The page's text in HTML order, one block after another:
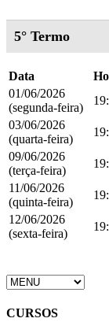
5° Termo
Data
01/06/2026
(segunda-feira)
03/06/2026
(quarta-feira)
09/06/2026
(terça-feira)
11/06/2026
(quinta-feira)
12/06/2026
(sexta-feira)
CURSOS